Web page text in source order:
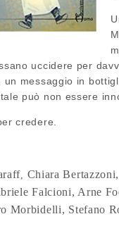
uccidere per
un messaggio in
può non essere
credere.
, Chiara Bertazzoni,
Falcioni, Arne
Morbidelli, Stefano